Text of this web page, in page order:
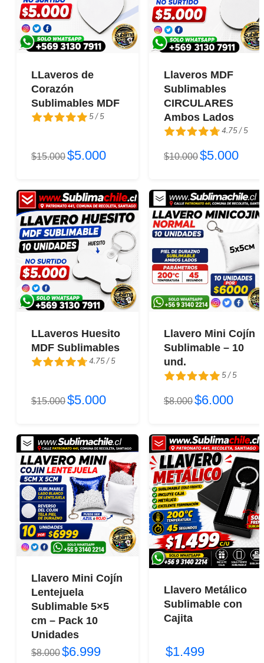
LLaveros de
Corazón
Sublimables MDF
5 / 5
5 / 5
$15.000$5.000
Llaveros MDF
Sublimables
CIRCULARES
Ambos Lados
4.75 / 5
4.75 / 5
$10.000$5.000
LLaveros Huesito
MDF Sublimables
4.75 / 5
4.75 / 5
$15.000$5.000
Llavero Mini Cojín
Sublimable – 10
und.
5 / 5
5 / 5
$8.000$6.000
Llavero Mini Cojín
Lentejuela
Sublimable 5×5
cm – Pack 10
Unidades
$8.000$6.999
Llavero Metálico
Sublimable con
Cajita
$1.499